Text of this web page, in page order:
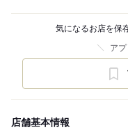
気になるお店を保
ア
店舗基本情報